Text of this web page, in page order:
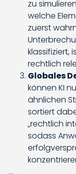
zu
welche
zuerst
klassifiziert,
rechtlich
Globales
können KI
ähnlichen
sortiert
„rechtlich
sodass